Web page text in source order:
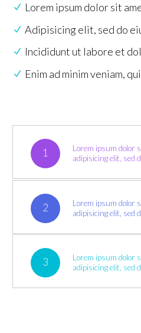
Lorem ipsum dolor sit
Adipisicing elit, sed do
Incididunt ut labore et
Enim ad minim veniam,
1
Lorem ipsum dolor
adipisicing elit, sed
2
Lorem ipsum dolor
adipisicing elit, sed
3
Lorem ipsum dolor
adipisicing elit, sed